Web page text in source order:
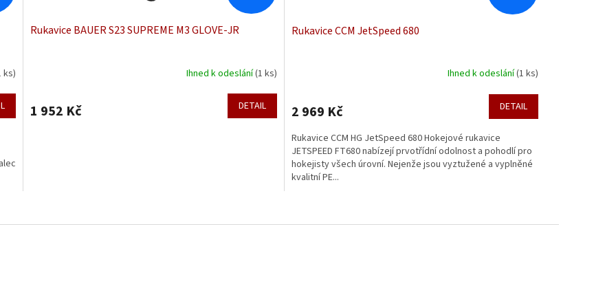
ks)
Rukavice BAUER S23 SUPREME M3 GLOVE-JR
Ihned k odeslání(1 ks)
1 952 Kč DETAIL
Rukavice CCM JetSpeed 680
Ihned k odeslání(1 ks)
2 969 Kč DETAIL
Rukavice CCM HG JetSpeed 680 Hokejové rukavice
JETSPEED FT680 nabízejí prvotřídní odolnost a pohodlí pro
hokejisty všech úrovní. Nejenže jsou vyztužené a vyplněné
kvalitní PE...
v